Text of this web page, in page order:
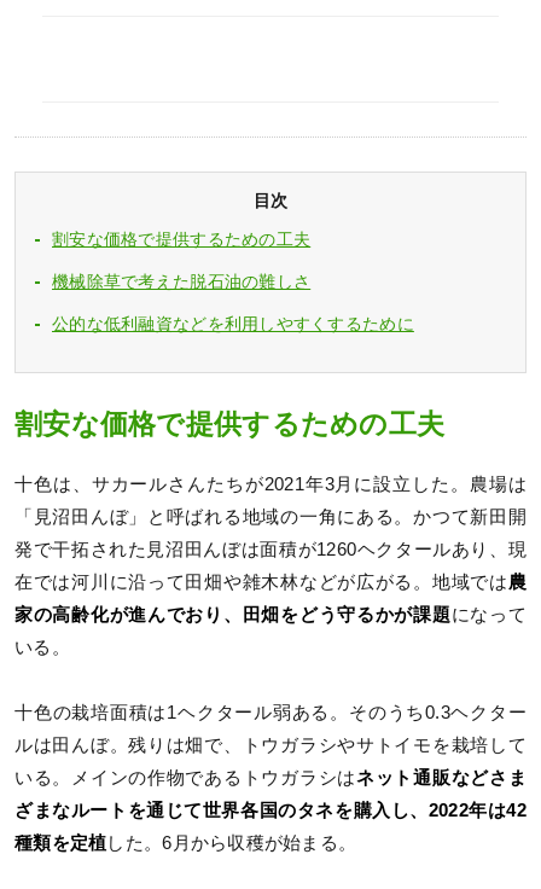
目次
割安な価格で提供するための工夫
機械除草で考えた脱石油の難しさ
公的な低利融資などを利用しやすくするために
割安な価格で提供するための工夫
十色は、サカールさんたちが2021年3月に設立した。農場は
「見沼田んぼ」と呼ばれる地域の一角にある。かつて新田開
発で干拓された見沼田んぼは面積が1260ヘクタールあり、現
在では河川に沿って田畑や雑木林などが広がる。地域では農
家の高齢化が進んでおり、田畑をどう守るかが課題になって
いる。
十色の栽培面積は1ヘクタール弱ある。そのうち0.3ヘクター
ルは田んぼ。残りは畑で、トウガラシやサトイモを栽培して
いる。メインの作物であるトウガラシはネット通販などさま
ざまなルートを通じて世界各国のタネを購入し、2022年は42
種類を定植した。6月から収穫が始まる。